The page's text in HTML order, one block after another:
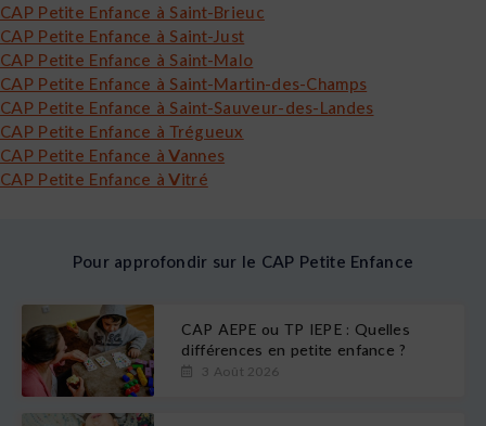
CAP Petite Enfance à Saint-Brieuc
CAP Petite Enfance à Saint-Just
CAP Petite Enfance à Saint-Malo
CAP Petite Enfance à Saint-Martin-des-Champs
CAP Petite Enfance à Saint-Sauveur-des-Landes
CAP Petite Enfance à Trégueux
CAP Petite Enfance à Vannes
CAP Petite Enfance à Vitré
Pour approfondir sur le CAP Petite Enfance
CAP AEPE ou TP IEPE : Quelles
différences en petite enfance ?
3 Août 2026